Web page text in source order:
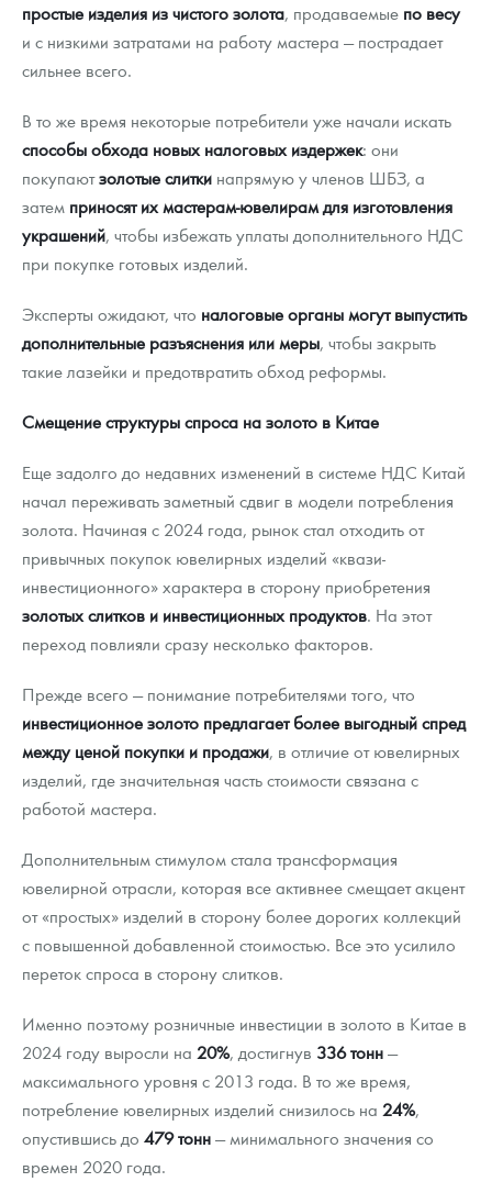
простые изделия из чистого золота, продаваемые по весу
и с низкими затратами на работу мастера — пострадает
сильнее всего.
В то же время некоторые потребители уже начали искать
способы обхода новых налоговых издержек: они
покупаютзолотые слитки напрямую у членов ШБЗ, а
затем приносят их мастерам-ювелирам для изготовления
украшений, чтобы избежать уплаты дополнительного НДС
при покупке готовых изделий.
Эксперты ожидают, что налоговые органы могут выпустить
дополнительные разъяснения или меры, чтобы закрыть
такие лазейки и предотвратить обход реформы.
Смещение структуры спроса на золото в Китае
Еще задолго до недавних изменений в системе НДС Китай
начал переживать заметный сдвиг в модели потребления
золота. Начиная с 2024 года, рынок стал отходить от
привычных покупок ювелирных изделий «квази-
инвестиционного» характера в сторону приобретения
золотых слитков и инвестиционных продуктов. На этот
переход повлияли сразу несколько факторов.
Прежде всего — понимание потребителями того, что
инвестиционное золото предлагает более выгодный спред
между ценой покупки и продажи, в отличие от ювелирных
изделий, где значительная часть стоимости связана с
работой мастера.
Дополнительным стимулом стала трансформация
ювелирной отрасли, которая все активнее смещает акцент
от «простых» изделий в сторону более дорогих коллекций
с повышенной добавленной стоимостью. Все это усилило
переток спроса в сторону слитков.
Именно поэтому розничные инвестиции в золото в Китае в
2024 году выросли на 20%, достигнув 336 тонн—
максимального уровня с 2013 года. В то же время,
потребление ювелирных изделий снизилось на 24%,
опустившись до 479 тонн— минимального значения со
времен 2020 года.